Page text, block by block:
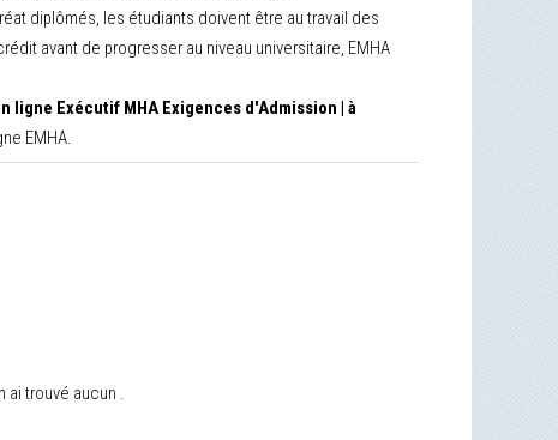
diplômés, les étudiants doivent être au travail des
avant de progresser au niveau universitaire, EMHA
ligne Exécutif MHA Exigences d'Admission | à
EMHA.
ai trouvé aucun .